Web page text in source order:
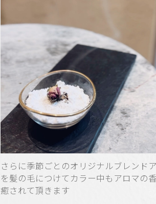
さらに季節ごとのオリジナルブレンド
を髪の毛につけてカラー中もアロマの
癒されて頂きます